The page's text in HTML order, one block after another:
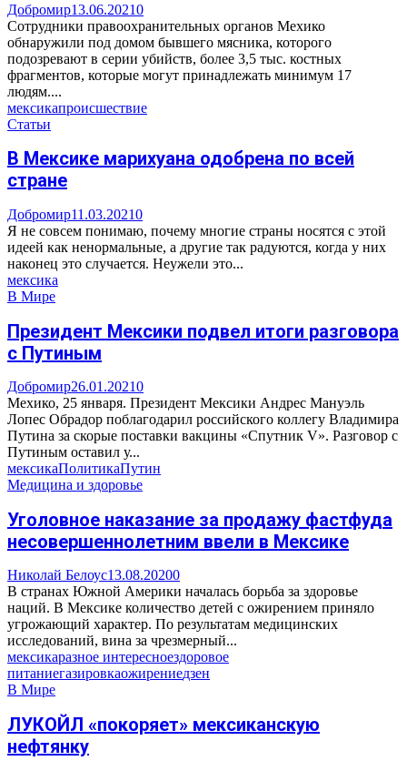
Добромир13.06.20210
Сотрудники правоохранительных органов Мехико
обнаружили под домом бывшего мясника, которого
подозревают в серии убийств, более 3,5 тыс. костных
фрагментов, которые могут принадлежать минимум 17
людям....
мексикапроисшествие
Статьи
В Мексике марихуана одобрена по всей
стране
Добромир11.03.20210
Я не совсем понимаю, почему многие страны носятся с этой
идеей как ненормальные, а другие так радуются, когда у них
наконец это случается. Неужели это...
мексика
В Мире
Президент Мексики подвел итоги разговора
с Путиным
Добромир26.01.20210
Мехико, 25 января. Президент Мексики Андрес Мануэль
Лопес Обрадор поблагодарил российского коллегу Владимира
Путина за скорые поставки вакцины «Спутник V». Разговор с
Путиным оставил у...
мексикаПолитикаПутин
Медицина и здоровье
Уголовное наказание за продажу фастфуда
несовершеннолетним ввели в Мексике
Николай Белоус13.08.20200
В странах Южной Америки началась борьба за здоровье
наций. В Мексике количество детей с ожирением приняло
угрожающий характер. По результатам медицинских
исследований, вина за чрезмерный...
мексикаразное интересноездоровое
питаниегазировкаожирениедзен
В Мире
ЛУКОЙЛ «покоряет» мексиканскую
нефтянку